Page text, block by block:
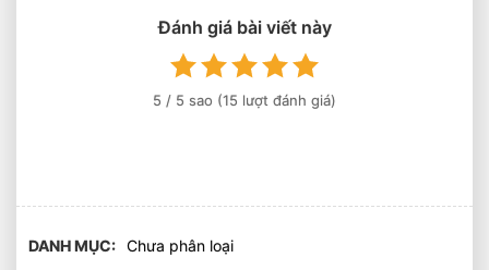
Đánh giá bài viết này
5 / 5 sao (15 lượt đánh giá)
DANH MỤC Chưa phân loại